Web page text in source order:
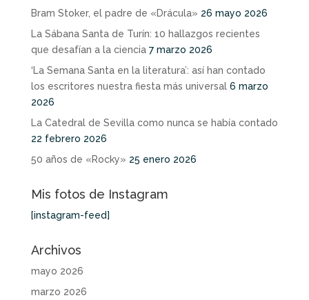
Bram Stoker, el padre de «Drácula» 26 mayo 2026
La Sábana Santa de Turín: 10 hallazgos recientes
que desafían a la ciencia 7 marzo 2026
‘La Semana Santa en la literatura’: así han contado
los escritores nuestra fiesta más universal 6 marzo
2026
La Catedral de Sevilla como nunca se había contado
22 febrero 2026
50 años de «Rocky» 25 enero 2026
Mis fotos de Instagram
[instagram-feed]
Archivos
mayo 2026
marzo 2026